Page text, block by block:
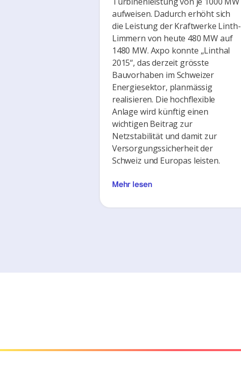
aufweisen. Dadurch erhöht sich
die Leistung der Kraftwerke Linth-
Limmern von heute 480 MW auf
1480 MW. Axpo konnte „Linthal
2015“, das derzeit grösste
Bauvorhaben im Schweizer
Energiesektor, planmässig
realisieren. Die hochflexible
Anlage wird künftig einen
wichtigen Beitrag zur
Netzstabilität und damit zur
Versorgungssicherheit der
Schweiz und Europas leisten.
Mehr lesen